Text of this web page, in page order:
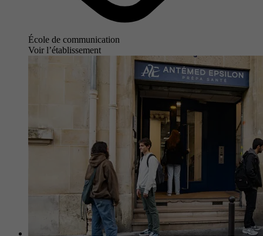
École de communication
Voir l’établissement